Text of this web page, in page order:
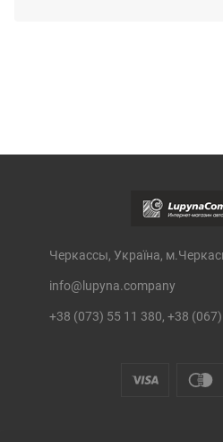
Черкассы, Україна,
info@lupyna.company
+38 (073) 55 11 380, +38